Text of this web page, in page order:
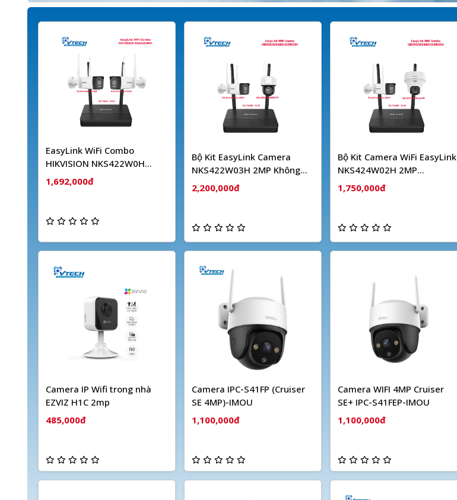
EasyLink WiFi Combo
HIKVISION NKS422W0H
(2MP)
1,692,000đ
Bộ Kit EasyLink Camera
NKS422W03H 2MP Không
Dây HIKVISION
2,200,000đ
Bộ Kit Camera WiFi EasyLink
NKS424W02H 2MP
HIKVISION
1,750,000đ
Camera IP Wifi trong nhà
EZVIZ H1C 2mp
485,000đ
Camera IPC-S41FP (Cruiser
SE 4MP)-IMOU
1,100,000đ
Camera WIFI 4MP Cruiser
SE+ IPC-S41FEP-IMOU
1,100,000đ